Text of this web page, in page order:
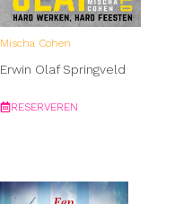
Mischa Cohen
Erwin Olaf Springveld
RESERVEREN